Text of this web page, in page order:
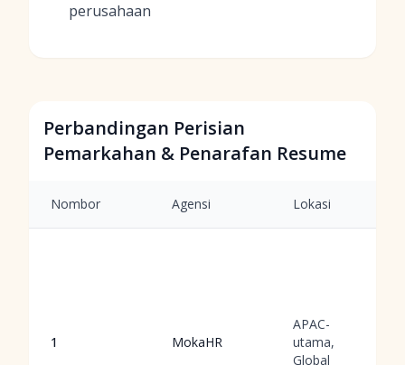
perusahaan
Perbandingan Perisian
Pemarkahan & Penarafan Resume
Nombor Agensi Lokasi
1 MokaHR
APAC-
utama,
Global